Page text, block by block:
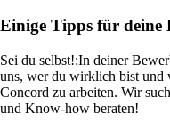
Einige Tipps für deine
Sei du selbst!:In deiner
uns, wer du wirklich bist und
Concord zu arbeiten. Wir
und Know-how beraten!